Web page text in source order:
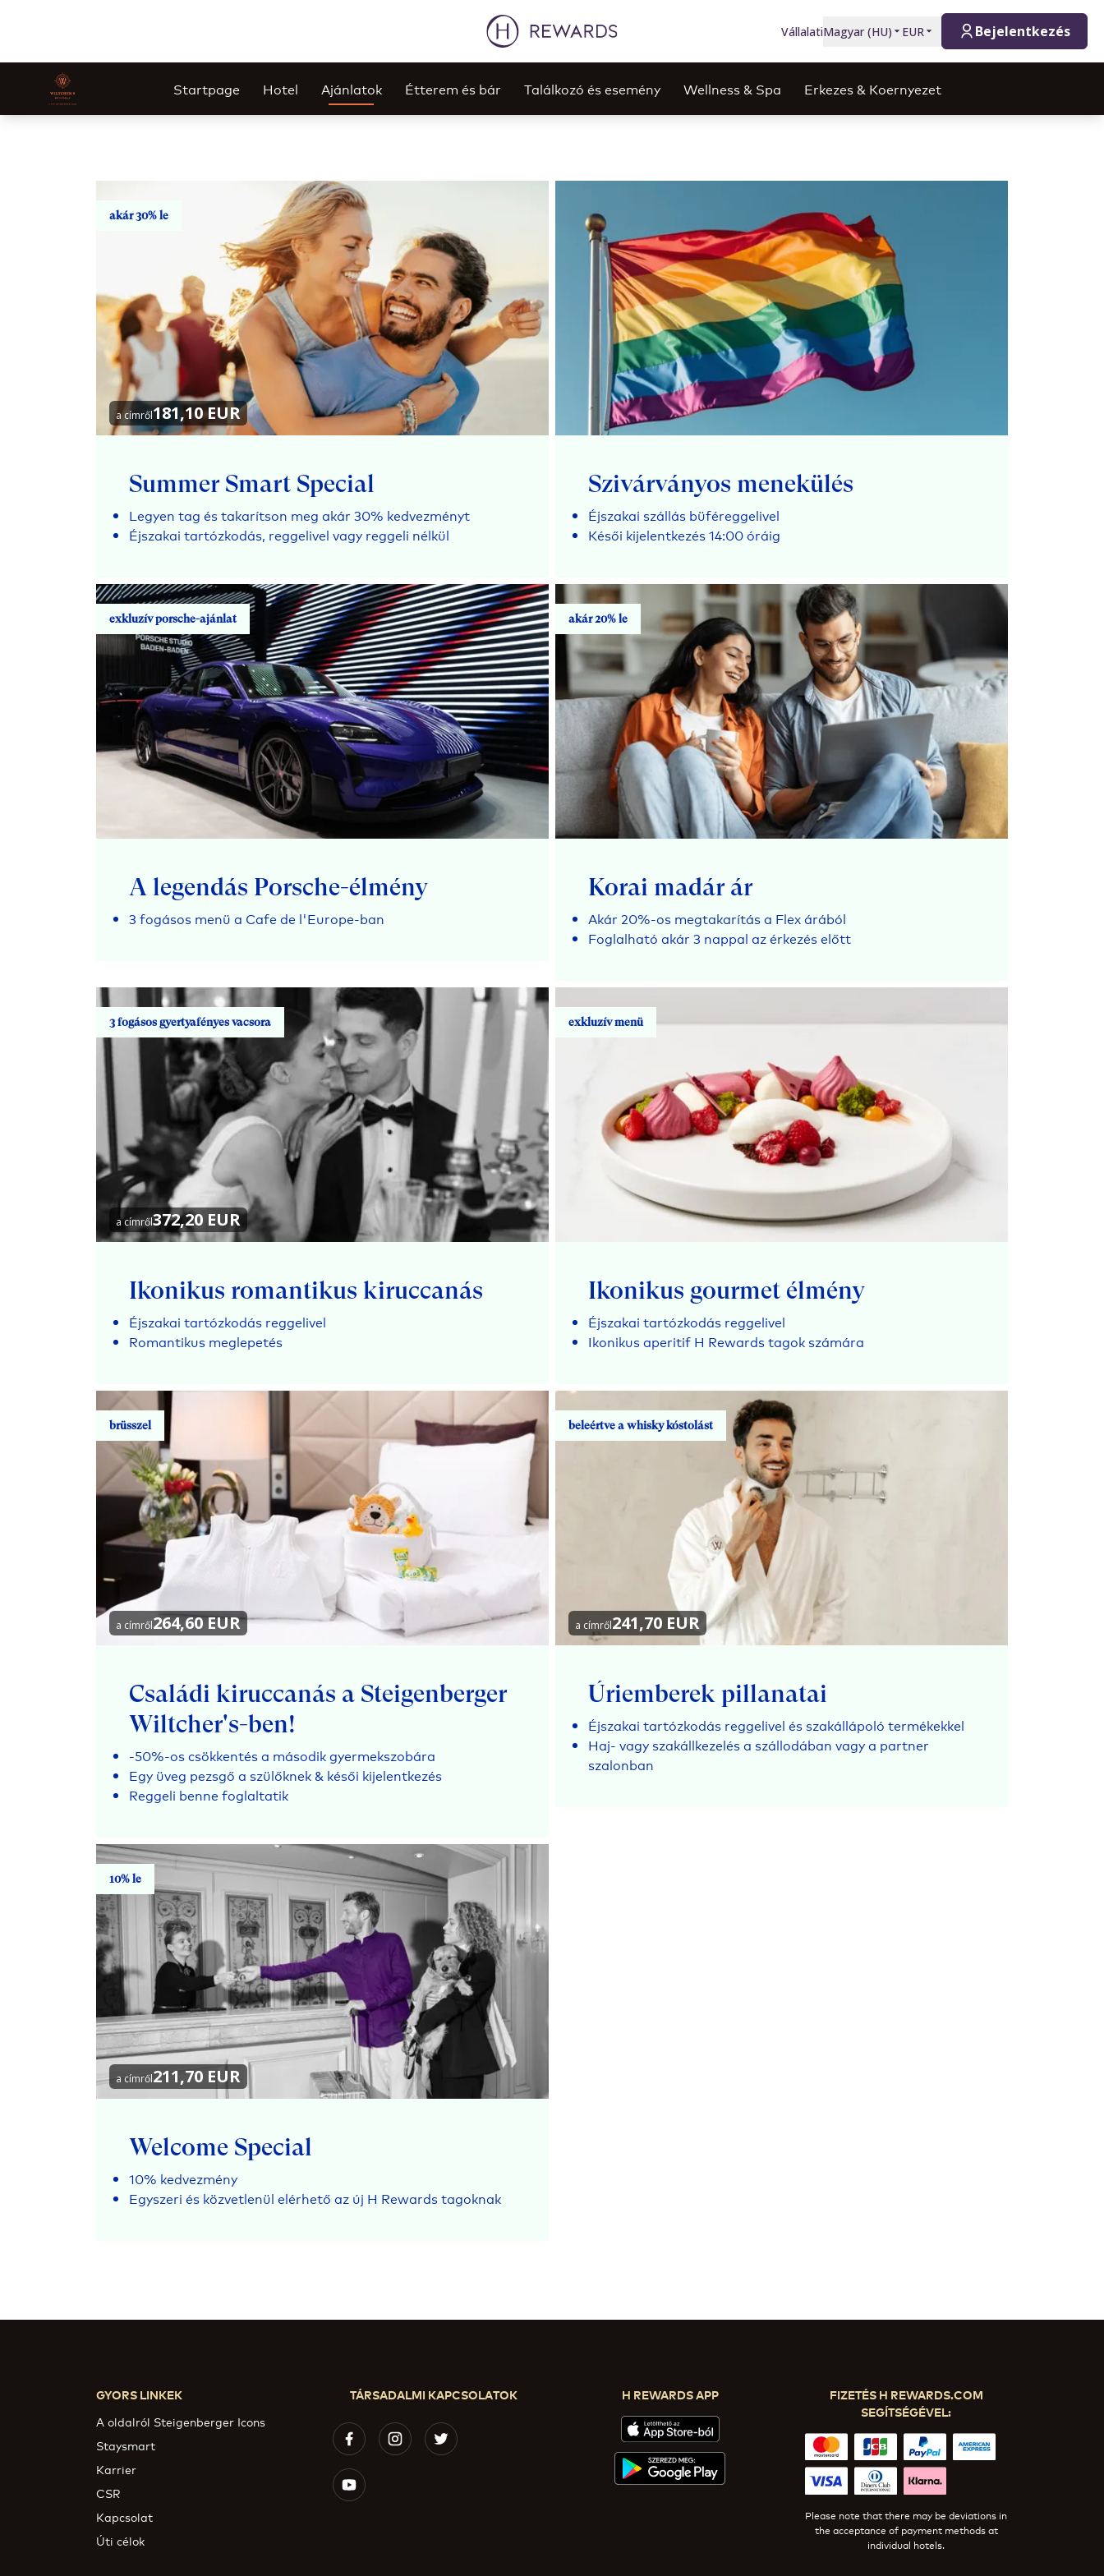
VállalatiMagyar(HU) EUR Bejelentkezés
Startpage Hotel Ajánlatok Étterem és bár Találkozó és esemény Wellness & Spa Erkezes & Koernyezet
akár 30% le
a címről181,10 EUR
Summer Smart Special
Legyen tag és takarítson meg akár 30% kedvezményt
Éjszakai tartózkodás, reggelivel vagy reggeli nélkül
Szivárványos menekülés
Éjszakai szállás büféreggelivel
Késői kijelentkezés 14:00 óráig
exkluzív porsche-ajánlat
A legendás Porsche-élmény
3 fogásos menü a Cafe de l'Europe-ban
akár 20% le
Korai madár ár
Akár 20%-os megtakarítás a Flex árából
Foglalható akár 3 nappal az érkezés előtt
3 fogásos gyertyafényes vacsora
a címről372,20 EUR
Ikonikus romantikus kiruccanás
Éjszakai tartózkodás reggelivel
Romantikus meglepetés
exkluzív menü
Ikonikus gourmet élmény
Éjszakai tartózkodás reggelivel
Ikonikus aperitif H Rewards tagok számára
brüsszel
a címről264,60 EUR
Családi kiruccanás a Steigenberger
Wiltcher's-ben!
-50%-os csökkentés a második gyermekszobára
Egy üveg pezsgő a szülőknek & késői kijelentkezés
Reggeli benne foglaltatik
beleértve a whisky kóstolást
a címről241,70 EUR
Úriemberek pillanatai
Éjszakai tartózkodás reggelivel és szakállápoló termékekkel
Haj- vagy szakállkezelés a szállodában vagy a partner
szalonban
10% le
a címről211,70 EUR
Welcome Special
10% kedvezmény
Egyszeri és közvetlenül elérhető az új H Rewards tagoknak
GYORS LINKEK
A oldalról Steigenberger Icons
Staysmart
Karrier
CSR
Kapcsolat
Úti célok
TÁRSADALMI KAPCSOLATOK H REWARDS APP
FIZETÉS H REWARDS.COM
SEGÍTSÉGÉVEL:
Please note that there may be deviations in
the acceptance of payment methods at
individual hotels.